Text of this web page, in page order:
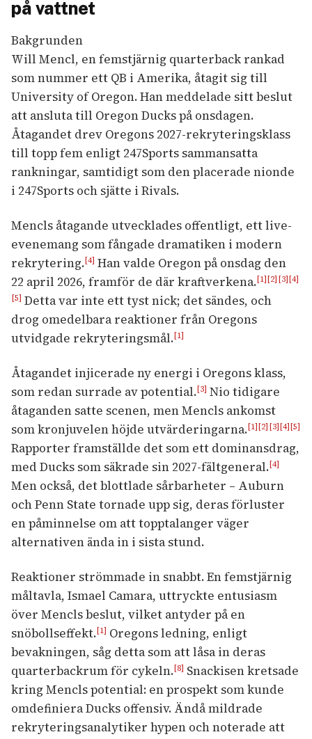
på vattnet
Bakgrunden
Will Mencl, en femstjärnig quarterback rankad
som nummer ett QB i Amerika, åtagit sig till
University of Oregon. Han meddelade sitt beslut
att ansluta till Oregon Ducks på onsdagen.
Åtagandet drev Oregons 2027-rekryteringsklass
till topp fem enligt 247Sports sammansatta
rankningar, samtidigt som den placerade nionde
i 247Sports och sjätte i Rivals.
Mencls åtagande utvecklades offentligt, ett live-
evenemang som fångade dramatiken i modern
rekrytering.[4] Han valde Oregon på onsdag den
22 april 2026, framför de där kraftverkena.[1][2][3][4]
[5] Detta var inte ett tyst nick; det sändes, och
drog omedelbara reaktioner från Oregons
utvidgade rekryteringsmål.[1]
Åtagandet injicerade ny energi i Oregons klass,
som redan surrade av potential.[3] Nio tidigare
åtaganden satte scenen, men Mencls ankomst
som kronjuvelen höjde utvärderingarna.[1][2][3][4][5]
Rapporter framställde det som ett dominansdrag,
med Ducks som säkrade sin 2027-fältgeneral.[4]
Men också, det blottlade sårbarheter – Auburn
och Penn State tornade upp sig, deras förluster
en påminnelse om att topptalanger väger
alternativen ända in i sista stund.
Reaktioner strömmade in snabbt. En femstjärnig
måltavla, Ismael Camara, uttryckte entusiasm
över Mencls beslut, vilket antyder på en
snöbollseffekt.[1] Oregons ledning, enligt
bevakningen, såg detta som att låsa in deras
quarterbackrum för cykeln.[8] Snackisen kretsade
kring Mencls potential: en prospekt som kunde
omdefiniera Ducks offensiv. Ändå mildrade
rekryteringsanalytiker hypen och noterade att